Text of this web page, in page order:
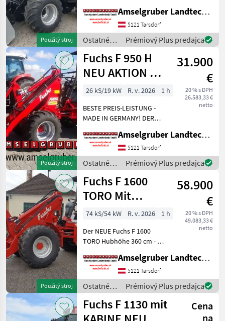
Použitý stroj
Österreichpaket jetzt zum
AKTIONSPREIS!: -290cm
Hubhöhe -42 lt/min
Hydraulikleistung (Über
Amselgruber Landtechnik GmbH
5121 Tarsdorf
Ostatné
poľnohospodárske
silové
stroje /
Fuchs
Prémiový Plus predajca
Použitý stroj
Fuchs F 950 H
NEU AKTION Mit
Österreichpaket
31.900
€
20 % s DPH
26.583,33 €
netto
26 kS/19 kW R. v. 2026
1 h
BESTE PREIS-LEISTUNG -
MADE IN GERMANY! DER
Österreichpaket jetzt zum
AKTIONSPREIS!: -290cm
Hubhöhe -42 lt/min
Hydraulikleistung (Über
Amselgruber Landtechnik GmbH
5121 Tarsdorf
Ostatné
poľnohospodárske
silové
stroje /
Fuchs
Prémiový Plus predajca
Použitý stroj
Fuchs F 1600
TORO Mit
Österreichpaket
58.900
€
20 % s DPH
49.083,33 €
netto
74 kS/54 kW R. v. 2026
1 h
Der NEUE Fuchs F 1600
TORO Hubhöhe 360 cm - 4
Nachfolger des beliebten F
1600. 360 cm Hubhöhe!
4.000 kg Hubkraft! Die
stärkste Kombination vo
Amselgruber Landtechnik GmbH
5121 Tarsdorf
Ostatné
poľnohospodárske
silové
stroje /
Prémiový Plus predajca
Fuchs F 1130 mit
Cena
na